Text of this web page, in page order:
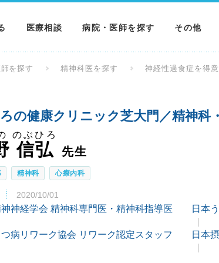
医療相談 病院・医師を探す その他
を探す 精神科医を探す 神経性過食症を得
の健康クリニック芝大門／精神科
信弘
のぶひろ
先生
精神科 心療内科
2020/10/01
神神経学会 精神科専門医・精神科指導医 日本
つ病リワーク協会 リワーク認定スタッフ 日本